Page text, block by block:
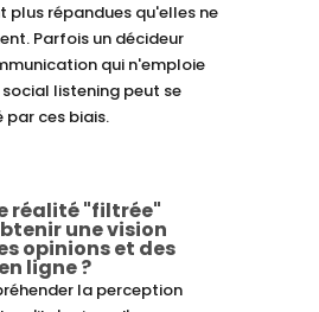
plus répandues qu'elles ne
Parfois un décideur
qui n'emploie
listening peut se
par ces biais.
réalité "filtrée"
une vision
opinions et des
ligne ?
la perception